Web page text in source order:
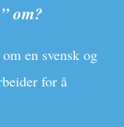
om?
en svensk og
for å